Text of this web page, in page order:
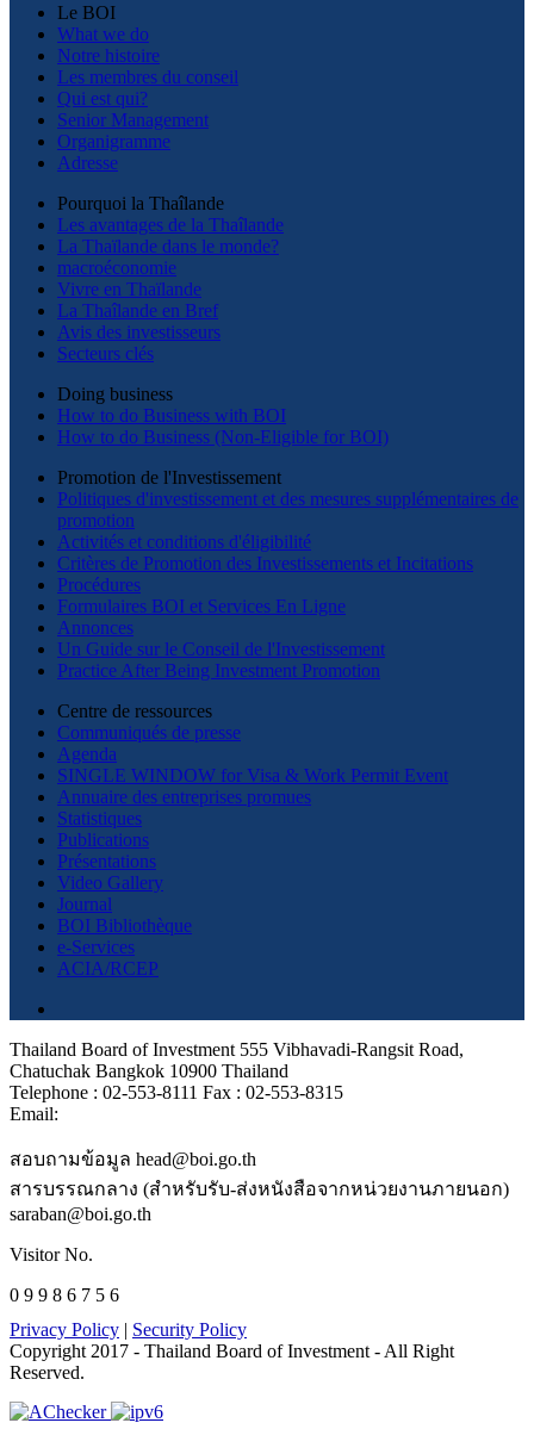
Le BOI
What we do
Notre histoire
Les membres du conseil
Qui est qui?
Senior Management
Organigramme
Adresse
Pourquoi la Thaîlande
Les avantages de la Thaîlande
La Thaïlande dans le monde?
macroéconomie
Vivre en Thaïlande
La Thaîlande en Bref
Avis des investisseurs
Secteurs clés
Doing business
How to do Business with BOI
How to do Business (Non-Eligible for BOI)
Promotion de l'Investissement
Politiques d'investissement et des mesures supplémentaires de
promotion
Activités et conditions d'éligibilité
Critères de Promotion des Investissements et Incitations
Procédures
Formulaires BOI et Services En Ligne
Annonces
Un Guide sur le Conseil de l'Investissement
Practice After Being Investment Promotion
Centre de ressources
Communiqués de presse
Agenda
SINGLE WINDOW for Visa & Work Permit Event
Annuaire des entreprises promues
Statistiques
Publications
Présentations
Video Gallery
Journal
BOI Bibliothèque
e-Services
ACIA/RCEP
Thailand Board of Investment 555 Vibhavadi-Rangsit Road,
Chatuchak Bangkok 10900 Thailand
Telephone : 02-553-8111 Fax : 02-553-8315
Email:
สอบถามข้อมูล head@boi.go.th
สารบรรณกลาง (สำหรับรับ-ส่งหนังสือจากหน่วยงานภายนอก)
saraban@boi.go.th
Visitor No.
0 9 9 8 6 7 5 6
Privacy Policy | Security Policy
Copyright 2017 - Thailand Board of Investment - All Right
Reserved.